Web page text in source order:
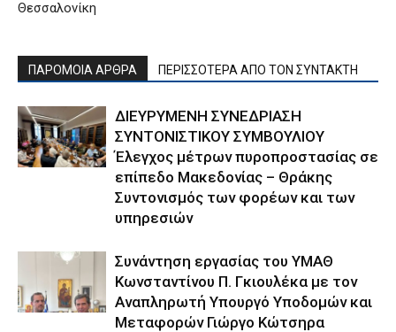
Θεσσαλονίκη
ΠΑΡΟΜΟΙΑ ΑΡΘΡΑ ΠΕΡΙΣΣΟΤΕΡΑ ΑΠΟ ΤΟΝ ΣΥΝΤΑΚΤΗ
ΔΙΕΥΡΥΜΕΝΗ ΣΥΝΕΔΡΙΑΣΗ
ΣΥΝΤΟΝΙΣΤΙΚΟΥ ΣΥΜΒΟΥΛΙΟΥ
Έλεγχος μέτρων πυροπροστασίας σε
επίπεδο Μακεδονίας – Θράκης
Συντονισμός των φορέων και των
υπηρεσιών
Συνάντηση εργασίας του ΥΜΑΘ
Κωνσταντίνου Π. Γκιουλέκα με τον
Αναπληρωτή Υπουργό Υποδομών και
Μεταφορών Γιώργο Κώτσηρα